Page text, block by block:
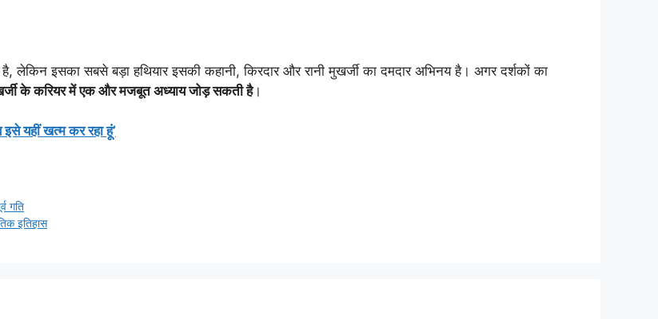
इसका सबसे बड़ा हथियार इसकी कहानी, किरदार और रानी मुखर्जी का दमदार अभिनय है। अगर दर्शकों का
के करियर में एक और मजबूत अध्याय जोड़ सकती है।
यहीं खत्म कर रहा हूं’
गति
इतिहास